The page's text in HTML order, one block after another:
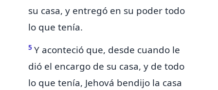
su casa, y entregó en su poder todo
lo que tenía.
5 Y aconteció que, desde cuando le
dió el encargo de su casa, y de todo
lo que tenía, Jehová bendijo la casa